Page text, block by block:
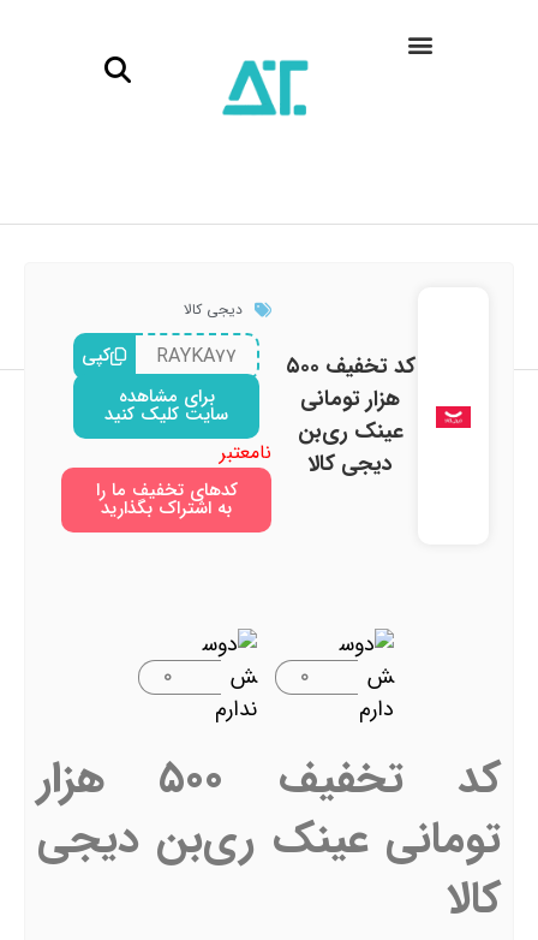
کد تخفیف ۵۰۰
هزار تومانی
عینک ری‌بن
دیجی کالا
دیجی کالا
RAYKA۷۷
کپی
برای مشاهده
سایت کلیک کنید
نامعتبر
کدهای تخفیف ما را
به اشتراک بگذارید
۰ ۰
کد تخفیف ۵۰۰ هزار
تومانی عینک ری‌بن دیجی
کالا